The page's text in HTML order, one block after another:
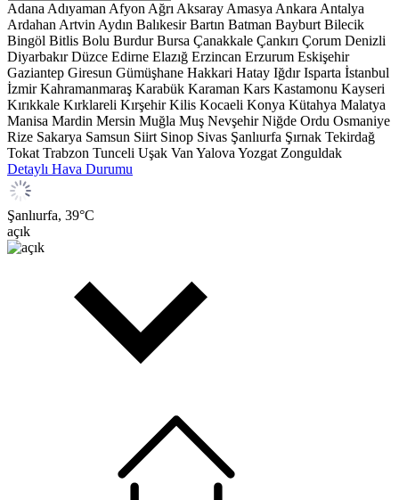
Adana Adıyaman Afyon Ağrı Aksaray Amasya Ankara Antalya
Ardahan Artvin Aydın Balıkesir Bartın Batman Bayburt Bilecik
Bingöl Bitlis Bolu Burdur Bursa Çanakkale Çankırı Çorum Denizli
Diyarbakır Düzce Edirne Elazığ Erzincan Erzurum Eskişehir
Gaziantep Giresun Gümüşhane Hakkari Hatay Iğdır Isparta İstanbul
İzmir Kahramanmaraş Karabük Karaman Kars Kastamonu Kayseri
Kırıkkale Kırklareli Kırşehir Kilis Kocaeli Konya Kütahya Malatya
Manisa Mardin Mersin Muğla Muş Nevşehir Niğde Ordu Osmaniye
Rize Sakarya Samsun Siirt Sinop Sivas Şanlıurfa Şırnak Tekirdağ
Tokat Trabzon Tunceli Uşak Van Yalova Yozgat Zonguldak
Detaylı Hava Durumu
Şanlıurfa, 39°C
açık